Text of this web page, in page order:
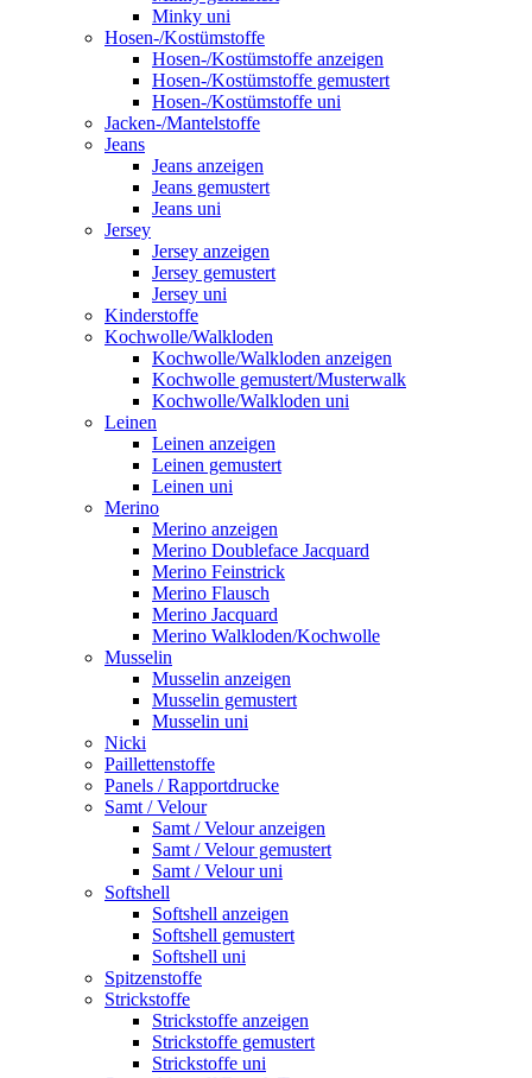
Minky uni
Hosen-/Kostümstoffe
Hosen-/Kostümstoffe anzeigen
Hosen-/Kostümstoffe gemustert
Hosen-/Kostümstoffe uni
Jacken-/Mantelstoffe
Jeans
Jeans anzeigen
Jeans gemustert
Jeans uni
Jersey
Jersey anzeigen
Jersey gemustert
Jersey uni
Kinderstoffe
Kochwolle/Walkloden
Kochwolle/Walkloden anzeigen
Kochwolle gemustert/Musterwalk
Kochwolle/Walkloden uni
Leinen
Leinen anzeigen
Leinen gemustert
Leinen uni
Merino
Merino anzeigen
Merino Doubleface Jacquard
Merino Feinstrick
Merino Flausch
Merino Jacquard
Merino Walkloden/Kochwolle
Musselin
Musselin anzeigen
Musselin gemustert
Musselin uni
Nicki
Paillettenstoffe
Panels / Rapportdrucke
Samt / Velour
Samt / Velour anzeigen
Samt / Velour gemustert
Samt / Velour uni
Softshell
Softshell anzeigen
Softshell gemustert
Softshell uni
Spitzenstoffe
Strickstoffe
Strickstoffe anzeigen
Strickstoffe gemustert
Strickstoffe uni